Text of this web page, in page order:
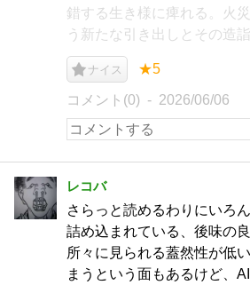
錯する生き様に痺れる。火
う新たな引き出しとその造
ナイス ★5
コメント(0) 2026/06/06
レコバ
さらっと読めるわりにいろ
詰め込まれている、後味の
所々に見られる蓋然性が低
まうという面もあるけど、